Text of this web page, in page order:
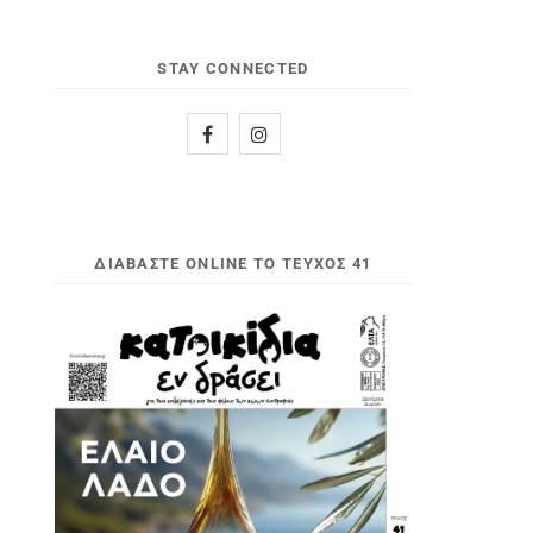
STAY CONNECTED
ΔΙΑΒΆΣΤΕ ONLINE ΤΟ ΤΕΎΧΟΣ 41